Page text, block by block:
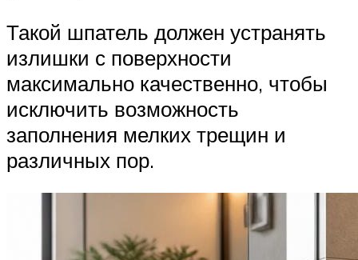
Такой шпатель должен устранять
излишки с поверхности
максимально качественно, чтобы
исключить возможность
заполнения мелких трещин и
различных пор.